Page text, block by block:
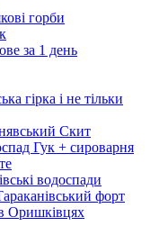
горби
за 1 день
гірка і не тільки
Скит
Гук + сироварня
водоспади
форт
Оришківцях